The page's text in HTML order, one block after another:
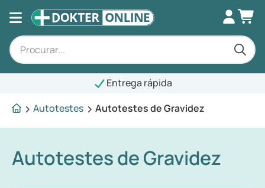
Entrega rápida
Autotestes
Autotestes de Gravidez
Autotestes de Gravidez